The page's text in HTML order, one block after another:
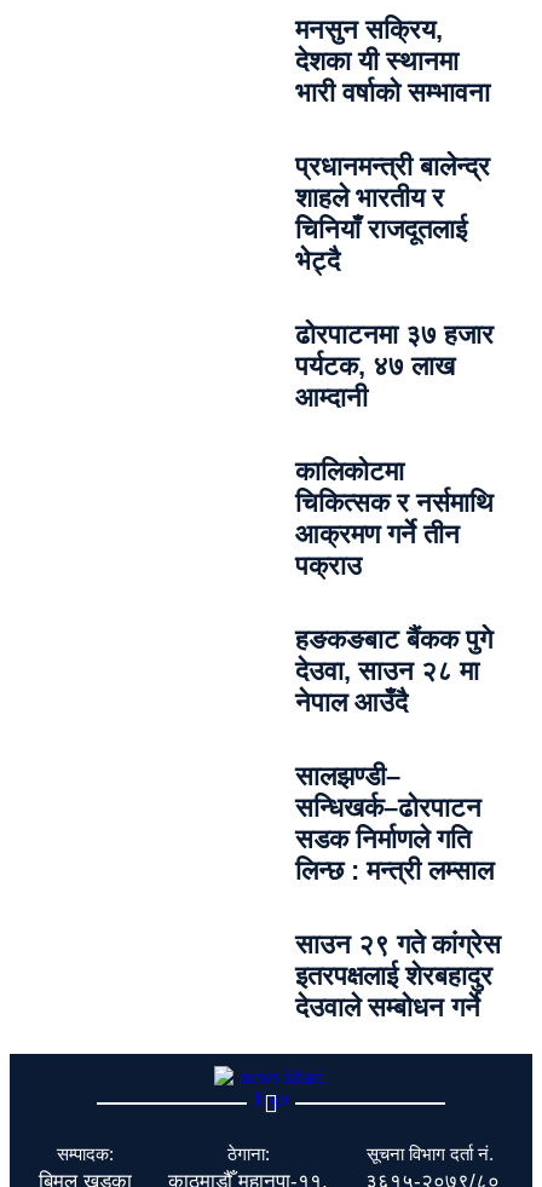
मनसुन सक्रिय,
देशका यी स्थानमा
भारी वर्षाको सम्भावना
प्रधानमन्त्री बालेन्द्र
शाहले भारतीय र
चिनियाँ राजदूतलाई
भेट्दै
ढोरपाटनमा ३७ हजार
पर्यटक, ४७ लाख
आम्दानी
कालिकोटमा
चिकित्सक र नर्समाथि
आक्रमण गर्ने तीन
पक्राउ
हङकङबाट बैंकक पुगे
देउवा, साउन २८ मा
नेपाल आउँदै
सालझण्डी–
सन्धिखर्क–ढोरपाटन
सडक निर्माणले गति
लिन्छ : मन्त्री लम्साल
साउन २९ गते कांग्रेस
इतरपक्षलाई शेरबहादुर
देउवाले सम्बोधन गर्ने
सम्पादक:
बिमल खड्का
ठेगाना:
काठमाडौँ महानपा-११,
सूचना विभाग दर्ता नं.
३६१५-२०७९/८०